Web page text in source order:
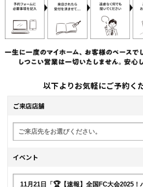
以下よりお気軽にご予約く
ご来店店舗
イベント